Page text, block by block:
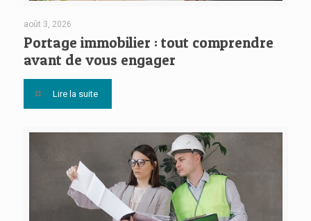
août 3, 2026
Portage immobilier : tout comprendre
avant de vous engager
Lire la suite